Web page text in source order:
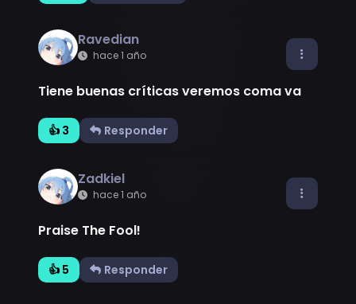
Ravedian
hace 1 año
Tiene buenas críticas veremos coma va
👍 3 Responder
Zadkiel
hace 1 año
Praise The Fool!
👍 5 Responder